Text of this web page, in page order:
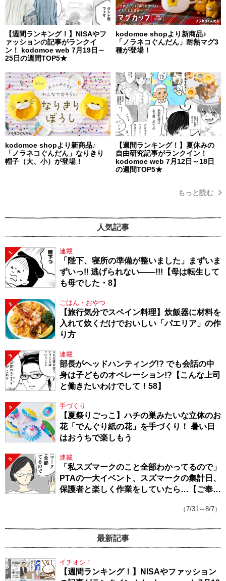
【週間ランキング！】NISAやフ
ァッションの記事がランクイ
ン！ kodomoe web 7月19日～
25日の週間TOP5★
kodomoe shopより新商品♪
「ノラネコぐんだん」耐熱マグ3
種が登場！
kodomoe shopより新商品♪
「ノラネコぐんだん」なりきり
帽子（大、小）が登場！
【週間ランキング！】夏休みの
自由研究記事がランクイン！
kodomoe web 7月12日～18日
の週間TOP5★
もっと読む
人気記事
1 連載
「陛下、寝所の準備が整いました」まずいま
ずいっ!! 逃げられない――!!!【母は転生して
も母でした・8】
2 ごはん・おやつ
【旅行気分でスペイン料理】炊飯器に材料を
入れて炊くだけでおいしい「パエリア」の作
り方
3 連載
部長がヘッドハンティング!? でも会話の中
身は子どものオペレーション!?【こんな上司
と働きたいわけでして！58】
4 手づくり
【夏祭りごっこ】ハチの巣みたいな立体のお
花「でんぐり紙の花」を手づくり！ 暑い日
はおうちで楽しもう
5 連載
「私スズマークのこと全部わかってるので」
PTAの一大イベント、スズマークの集計日、
保護者と楽しく作業をしていたら…【ご奉仕
（7/31～8/7）
最新記事
イチオシ！
【週間ランキング！】NISAやファッション